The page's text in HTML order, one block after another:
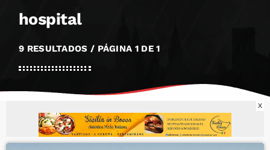
hospital
9 RESULTADOS / PÁGINA 1 DE 1
X